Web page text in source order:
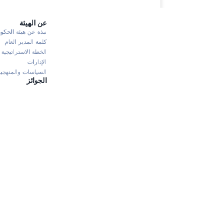
عن الهيئة
نبذة عن هيئة
كلمة المدير العام
الخطة الاستراتيجية
الإدارات
السياسات
الجوائز